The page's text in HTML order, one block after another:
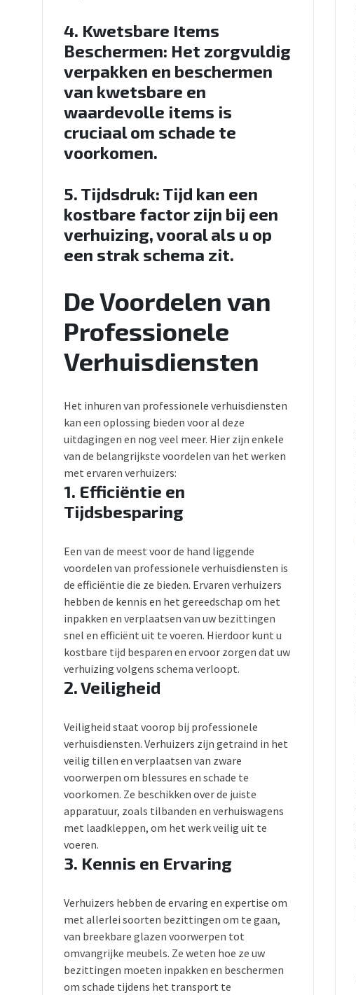
4. Kwetsbare Items
Beschermen: Het zorgvuldig
verpakken en beschermen
van kwetsbare en
waardevolle items is
cruciaal om schade te
voorkomen.
5. Tijdsdruk: Tijd kan een
kostbare factor zijn bij een
verhuizing, vooral als u op
een strak schema zit.
De Voordelen van
Professionele
Verhuisdiensten
Het inhuren van professionele verhuisdiensten
kan een oplossing bieden voor al deze
uitdagingen en nog veel meer. Hier zijn enkele
van de belangrijkste voordelen van het werken
met ervaren verhuizers:
1. Efficiëntie en
Tijdsbesparing
Een van de meest voor de hand liggende
voordelen van professionele verhuisdiensten is
de efficiëntie die ze bieden. Ervaren verhuizers
hebben de kennis en het gereedschap om het
inpakken en verplaatsen van uw bezittingen
snel en efficiënt uit te voeren. Hierdoor kunt u
kostbare tijd besparen en ervoor zorgen dat uw
verhuizing volgens schema verloopt.
2.Veiligheid
Veiligheid staat voorop bij professionele
verhuisdiensten. Verhuizers zijn getraind in het
veilig tillen en verplaatsen van zware
voorwerpen om blessures en schade te
voorkomen. Ze beschikken over de juiste
apparatuur, zoals tilbanden en verhuiswagens
met laadkleppen, om het werk veilig uit te
voeren.
3. Kennis en Ervaring
Verhuizers hebben de ervaring en expertise om
met allerlei soorten bezittingen om te gaan,
van breekbare glazen voorwerpen tot
omvangrijke meubels. Ze weten hoe ze uw
bezittingen moeten inpakken en beschermen
om schade tijdens het transport te